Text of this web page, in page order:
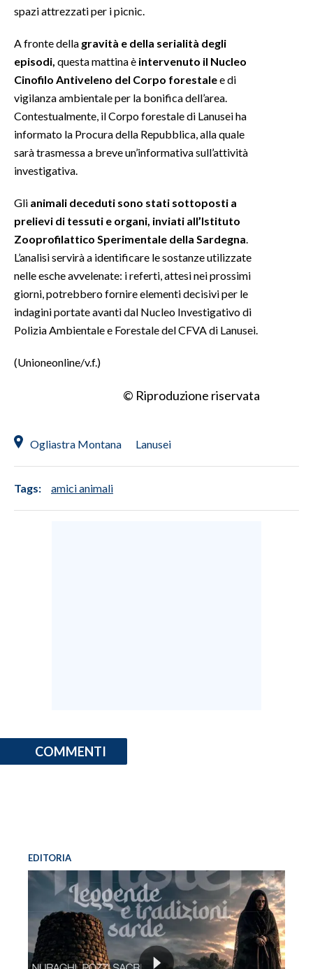
INFO AZIENDE
ABBONATI
ANNUNCI
NECROLOGI
SPIAGGE
spazi attrezzati per i picnic.
A fronte della gravità e della serialità degli
episodi, questa mattina è intervenuto il Nucleo
Cinofilo Antiveleno del Corpo forestalee di
vigilanza ambientale per la bonifica dell’area.
Contestualmente, il Corpo forestale di Lanusei ha
informato la Procura della Repubblica, alla quale
sarà trasmessa a breve un’informativa sull’attività
investigativa.
Gli animali deceduti sono stati sottoposti a
prelievi di tessuti e organi, inviati all’Istituto
Zooprofilattico Sperimentale della Sardegna
L’analisi servirà a identificare le sostanze utilizzate
nelle esche avvelenate: i referti, attesi nei prossimi
giorni, potrebbero fornire elementi decisivi per le
indagini portate avanti dal Nucleo Investigativo di
Polizia Ambientale e Forestale del CFVA di Lanusei.
(Unioneonline/v.f.)
© Riproduzione riservata
Ogliastra Montana Lanusei
Tags: amici animali
COMMENTI
EDITORIA